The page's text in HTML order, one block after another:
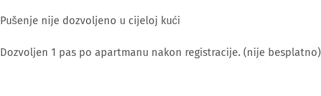
Pušenje nije dozvoljeno u cijeloj kući
Dozvoljen 1 pas po apartmanu nakon registracije. (nije besplatno)